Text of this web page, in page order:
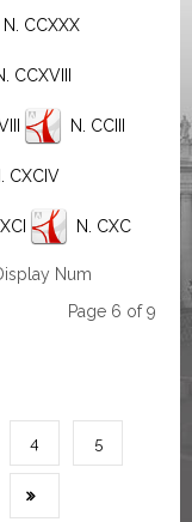
N. CCXXX
CCXVIII
N. CCIII
CXCIV
N. CXC
Num
Page 6 of 9
4 5